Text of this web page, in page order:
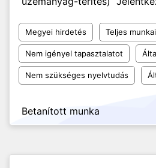
Megyei hirdetés Teljes
Nem igényel tapasztalatot
Nem szükséges nyelvtudás
Betanított munka